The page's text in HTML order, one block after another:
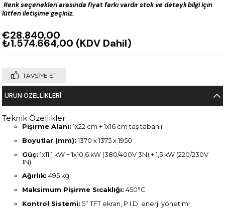
Renk seçenekleri arasında fiyat farkı vardır stok ve detaylı bilgi için
lütfen iletişime geçiniz.
€28.840,00
₺1.574.664,00 (KDV Dahil)
TAVSIYE ET
ÜRÜN ÖZELLIKLERI
Teknik Özellikler
Pişirme Alanı: 1x22 cm + 1x16 cm taş tabanlı
Boyutlar (mm): 1370 x 1375 x 1950
Güç: 1x11,1 kW + 1x10,6 kW (380/400V 3N) + 1,5 kW (220/230V
1N)
Ağırlık: 495 kg
Maksimum Pişirme Sıcaklığı: 450°C
Kontrol Sistemi: 5’’ TFT ekran, P.I.D. enerji yönetimi